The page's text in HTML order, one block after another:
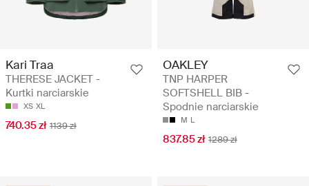
Kari Traa
THERESE JACKET -
Kurtki narciarskie
XS XL
740.35 zł 1139 zł
OAKLEY
TNP HARPER
SOFTSHELL BIB -
Spodnie narciarskie
M L
837.85 zł 1289 zł